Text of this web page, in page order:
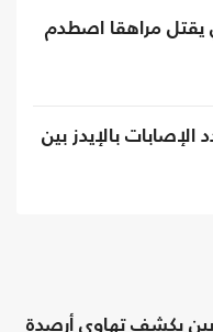
مراهقا اصطدم
الإصابات بالإيدز بين
يكشف تهاوي أرصدة